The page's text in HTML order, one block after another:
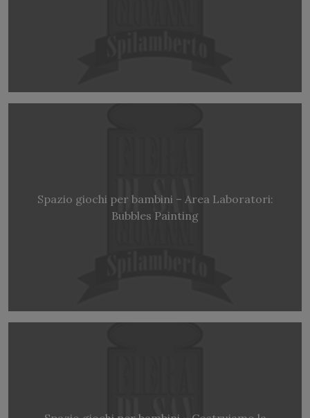
Spazio giochi per bambini – Area Laboratori:
Bubbles Painting